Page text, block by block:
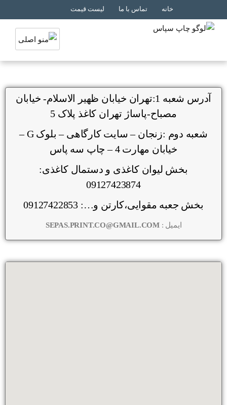
خانه تماس با ما لیست قیمت
آدرس شعبه 1:تهران خیابان ظهیر الاسلام- خیابان
مصباح-پاساژ تهران کاغذ پلاک 5
شعبه دوم :زنجان – سایت کارگاهی – بلوک G –
خیابان مهارت 4 – چاپ سه پاس
بخش لیوان کاغذی و دستمال کاغذی:
09127423874
بخش جعبه مقوایی،کارتن و…: 09127422853
ایمیل :SEPAS.PRINT.CO@GMAIL.COM